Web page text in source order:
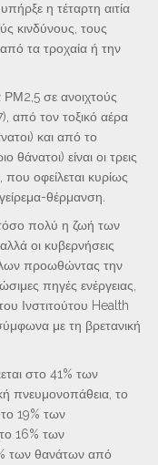
η τέταρτη αιτία
κινδύνους, τους
τα τροχαία ή την
σε ανοιχτούς
από τον τοξικό αέρα
και από το
θάνατοι) είναι οι τρεις
οφείλεται κυρίως
θέρμανση.
τόσο πολύ η ζωή των
οι κυβερνήσεις
προωθώντας την
πηγές ενέργειας,
Ινστιτούτου Health
με τη βρετανική
στο 41% των
πνευμονοπάθεια, το
19% των
16% των
των θανάτων από